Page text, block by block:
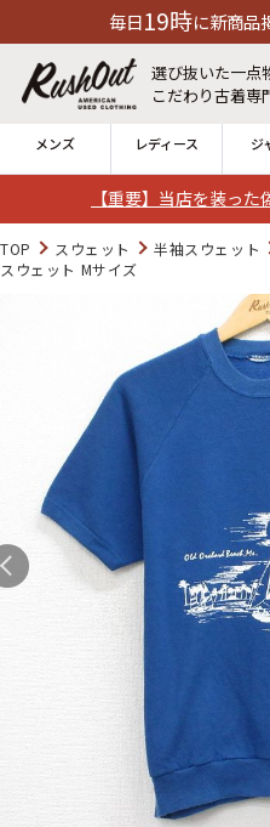
【重要】当店を装っ
に新商品掲載中！※店舗休
選び抜いた一点
こだわり古着専
メンズ レディース ジ
ログイン
全国7店舗・公式通販の比較
発送について 12時ま
※対応不可
Search by Hotword今週の
Tシャツ USA製
Search by Brand ブラン
TOP スウェット 半袖スウェット
スウェット Mサイズ